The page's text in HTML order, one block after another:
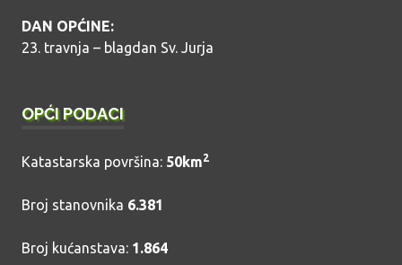
DAN OPĆINE:
23. travnja – blagdan Sv. Jurja
OPĆI PODACI
Katastarska površina: 50km2
Broj stanovnika 6.381
Broj kućanstava: 1.864